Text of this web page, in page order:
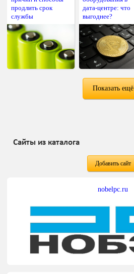
продлить срок
службы
дата-центре: что
выгоднее?
Показать ещё
Сайты из каталога
Добавить сайт
nobelpc.ru